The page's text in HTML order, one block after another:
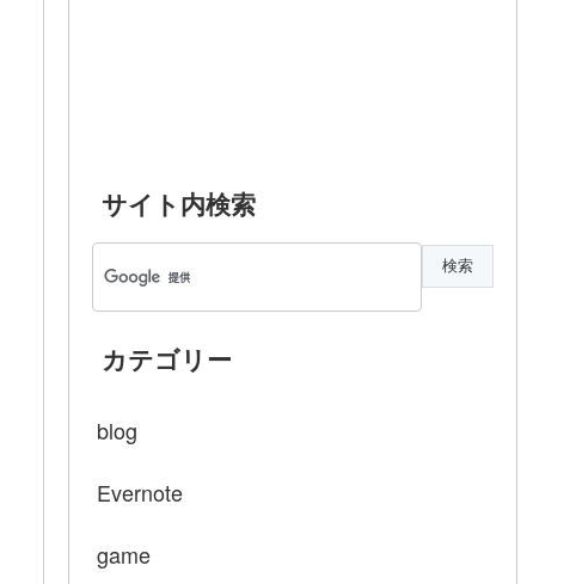
サイト内検索
カテゴリー
blog
Evernote
game